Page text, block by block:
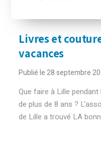
Livres et
vacances
Publié le 28 septembre
Que faire à Lille
de plus de 8 ans ?
de Lille a trouvé LA